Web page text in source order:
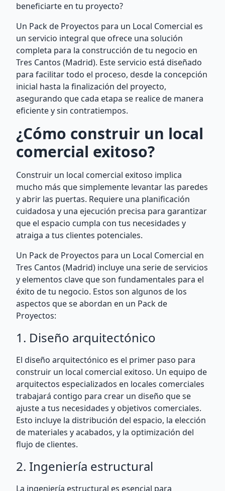
beneficiarte en tu proyecto?
Un Pack de Proyectos para un Local Comercial es
un servicio integral que ofrece una solución
completa para la construcción de tu negocio en
Tres Cantos (Madrid). Este servicio está diseñado
para facilitar todo el proceso, desde la concepción
inicial hasta la finalización del proyecto,
asegurando que cada etapa se realice de manera
eficiente y sin contratiempos.
¿Cómo construir un local
comercial exitoso?
Construir un local comercial exitoso implica
mucho más que simplemente levantar las paredes
y abrir las puertas. Requiere una planificación
cuidadosa y una ejecución precisa para garantizar
que el espacio cumpla con tus necesidades y
atraiga a tus clientes potenciales.
Un Pack de Proyectos para un Local Comercial en
Tres Cantos (Madrid) incluye una serie de servicios
y elementos clave que son fundamentales para el
éxito de tu negocio. Estos son algunos de los
aspectos que se abordan en un Pack de
Proyectos:
1. Diseño arquitectónico
El diseño arquitectónico es el primer paso para
construir un local comercial exitoso. Un equipo de
arquitectos especializados en locales comerciales
trabajará contigo para crear un diseño que se
ajuste a tus necesidades y objetivos comerciales.
Esto incluye la distribución del espacio, la elección
de materiales y acabados, y la optimización del
flujo de clientes.
2. Ingeniería estructural
La ingeniería estructural es esencial para